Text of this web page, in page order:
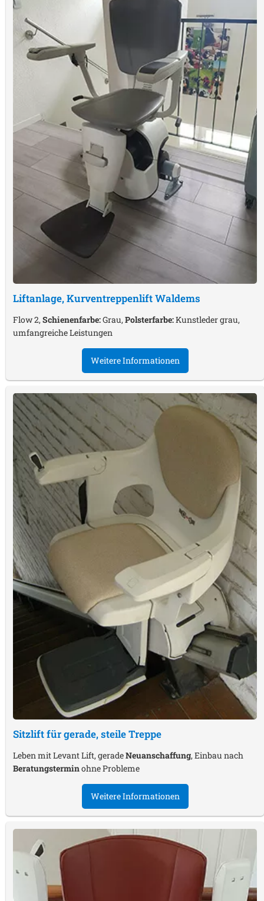
Liftanlage, KurventreppenliftWaldems
Flow 2,Schienenfarbe:Grau,Polsterfarbe:Kunstleder grau,
umfangreiche Leistungen
Weitere Informationen
Sitzlift für gerade, steile Treppe
Leben mit Levant Lift, geradeNeuanschaffung, Einbau nach
Beratungsterminohne Probleme
Weitere Informationen